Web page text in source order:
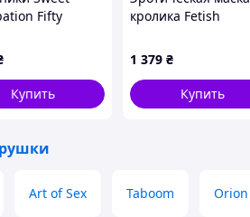
Fifty
Купить
кролика Fetish
27H2884CH2
1 379 ₴
Купить
Art of Sex Taboom Orion